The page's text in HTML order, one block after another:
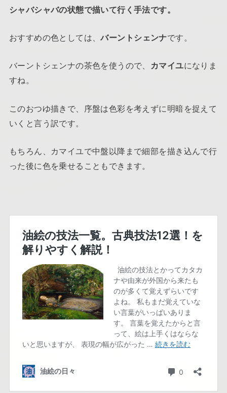
シャバシャバの状態で描いて行く手法です。
おすすめの色としては、バーントシェンナです。
バーントシェンナの茶色を使うので、 カマイユになりま
すね。
このおつゆ描きで、序盤は色彩を考えずに明暗を捉えて
いくと言う訳です。
もちろん、カマイユで中盤以降まで細部を描き込んで行
った後に色を乗せることもできます。